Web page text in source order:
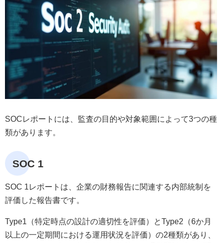
SOCレポートには、監査の目的や対象範囲によって3つの種
類があります。
SOC 1
SOC 1レポートは、企業の財務報告に関連する内部統制を
評価した報告書です。
Type1（特定時点の設計の適切性を評価）とType2（6か月
以上の一定期間における運用状況を評価）の2種類があり、